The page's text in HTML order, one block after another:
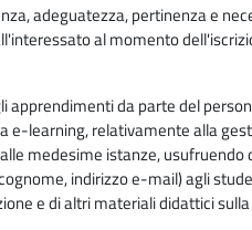
adeguatezza, pertinenza e
al momento
da parte del
learning, relativamente alla
medesime istanze,
indirizzo e-mail) agli
e di altri materiali didattici